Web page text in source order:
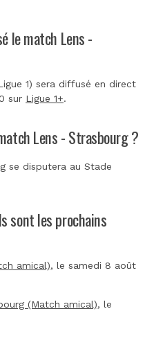
le match Lens -
1) sera diffusé en direct
sur Ligue 1+.
Lens - Strasbourg ?
se disputera au Stade
sont les prochains
amical), le samedi 8 août
(Match amical), le